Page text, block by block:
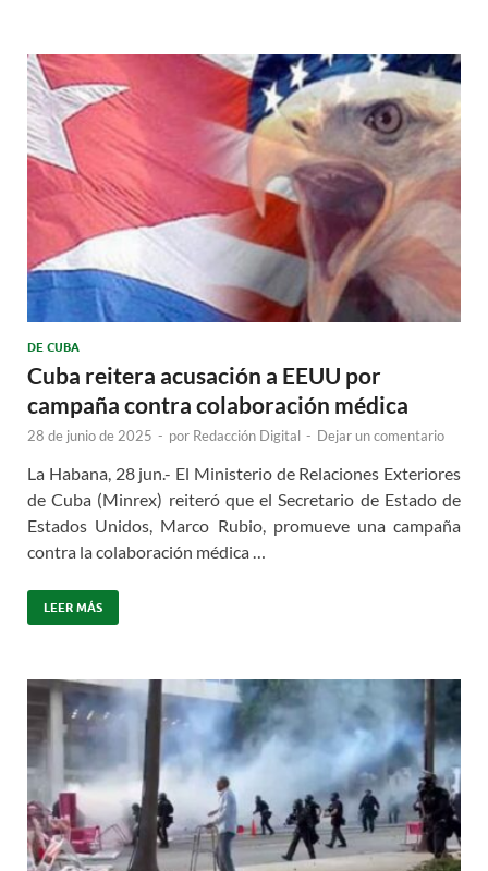
DE CUBA
Cuba reitera acusación a EEUU por
campaña contra colaboración médica
28 de junio de 2025 - por Redacción Digital - Dejar un comentario
La Habana, 28 jun.- El Ministerio de Relaciones Exteriores
de Cuba (Minrex) reiteró que el Secretario de Estado de
Estados Unidos, Marco Rubio, promueve una campaña
contra la colaboración médica …
LEER MÁS